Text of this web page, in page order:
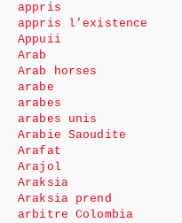
appris
appris l’existence
Appuii
Arab
Arab horses
arabe
arabes
arabes unis
Arabie Saoudite
Arafat
Arajol
Araksia
Araksia prend
arbitre Colombia